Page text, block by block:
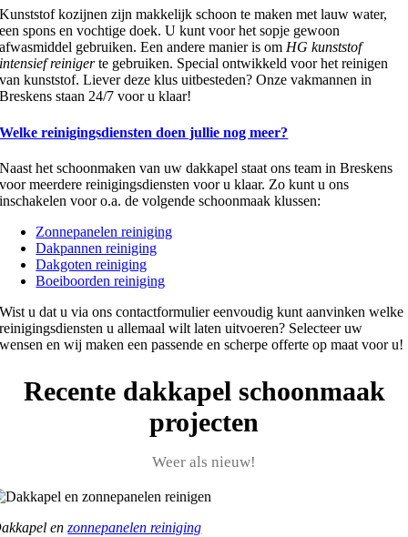
Kunststof kozijnen zijn makkelijk schoon te maken met lauw water,
een spons en vochtige doek. U kunt voor het sopje gewoon
afwasmiddel gebruiken. Een andere manier is om HG kunststof
intensief reinigerte gebruiken. Special ontwikkeld voor het reinigen
van kunststof. Liever deze klus uitbesteden? Onze vakmannen in
Breskens staan 24/7 voor u klaar!
Welke reinigingsdiensten doen jullie nog meer?
Naast het schoonmaken van uw dakkapel staat ons team in Breskens
voor meerdere reinigingsdiensten voor u klaar. Zo kunt u ons
inschakelen voor o.a. de volgende schoonmaak klussen:
Zonnepanelen reiniging
Dakpannen reiniging
Dakgoten reiniging
Boeiboorden reiniging
Wist u dat u via ons contactformulier eenvoudig kunt aanvinken welke
reinigingsdiensten u allemaal wilt laten uitvoeren? Selecteer uw
wensen en wij maken een passende en scherpe offerte op maat voor u!
Recente dakkapel schoonmaak
projecten
Weer als nieuw!
enzonnepanelen reiniging